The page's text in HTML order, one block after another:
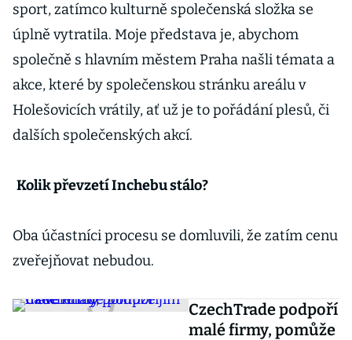
sport, zatímco kulturně společenská složka se
úplně vytratila. Moje představa je, abychom
společně s hlavním městem Praha našli témata a
akce, které by společenskou stránku areálu v
Holešovicích vrátily, ať už je to pořádání plesů, či
dalších společenských akcí.
Kolik převzetí Inchebu stálo?
Oba účastníci procesu se domluvili, že zatím cenu
zveřejňovat nebudou.
CzechTrade podpoří
malé firmy, pomůže